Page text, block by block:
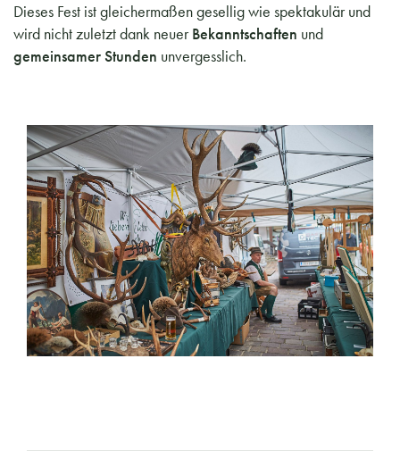
Dieses Fest ist gleichermaßen gesellig wie spektakulär und
wird nicht zuletzt dank neuerBekanntschaften und
gemeinsamer Stunden unvergesslich.